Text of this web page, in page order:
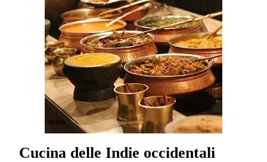
Cucina delle Indie occidentali